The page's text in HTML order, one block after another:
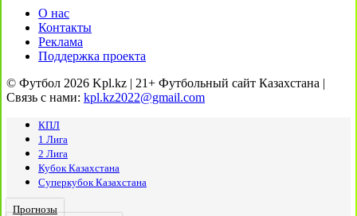
О нас
Контакты
Реклама
Поддержка проекта
© Футбол 2026 Kpl.kz | 21+ Футбольный сайт Казахстана |
Связь с нами: kpl.kz2022@gmail.com
КПЛ
1 Лига
2 Лига
Кубок Казахстана
Суперкубок Казахстана
Прогнозы